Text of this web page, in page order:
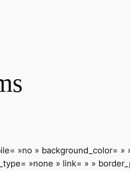
»no » background_color= »
»none » link= » »